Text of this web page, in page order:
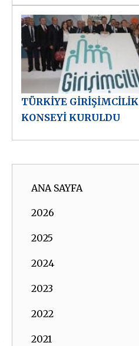
TÜRKİYE GİRİŞİMCİLİK
KONSEYİ KURULDU
ANA SAYFA
2026
2025
2024
2023
2022
2021